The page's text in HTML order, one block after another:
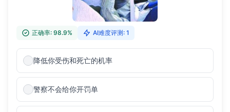
正确率: 98.9% AI难度评测: 1
降低你受伤和死亡的机率
警察不会给你开罚单